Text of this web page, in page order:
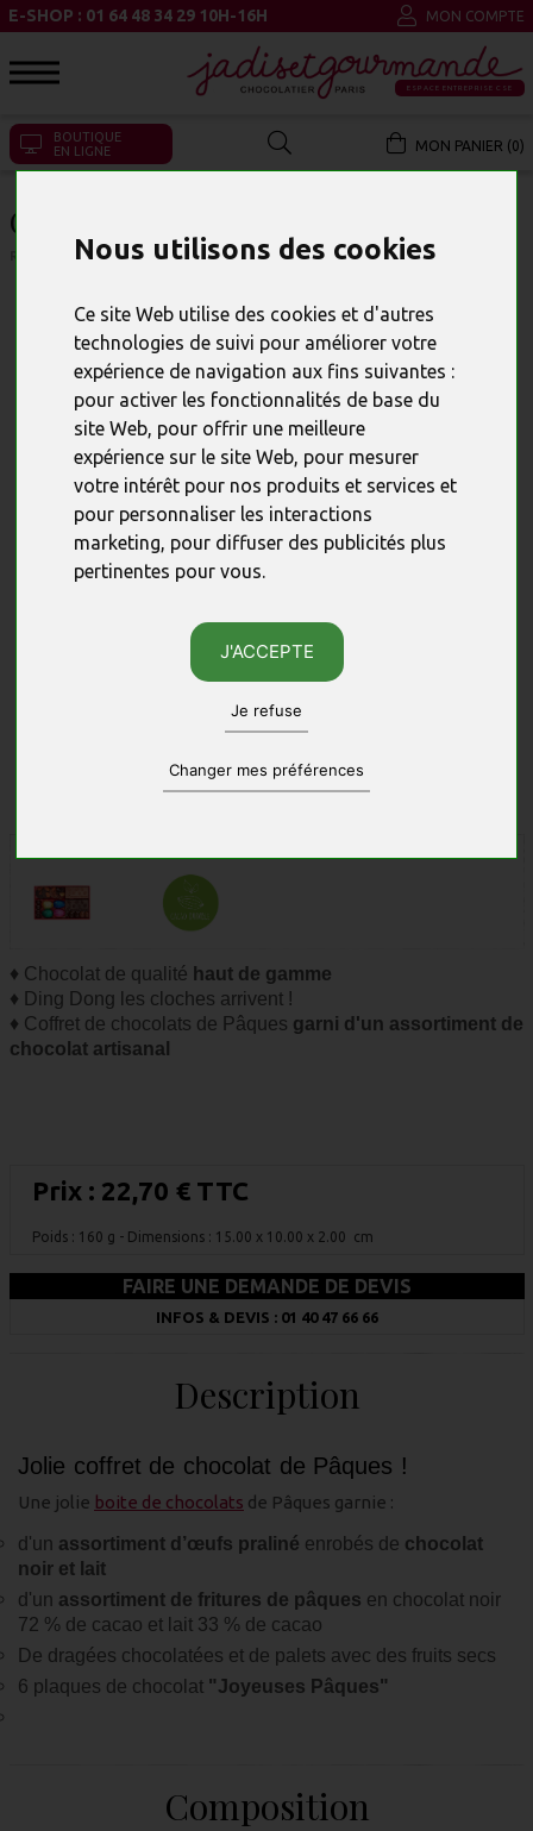
Nous utilisons des cookies
Ce site Web utilise des cookies et d'autres
technologies de suivi pour améliorer votre
expérience de navigation aux fins suivantes :
pour activer les fonctionnalités de base du
site Web, pour offrir une meilleure
expérience sur le site Web, pour mesurer
votre intérêt pour nos produits et services et
pour personnaliser les interactions
marketing, pour diffuser des publicités plus
pertinentes pour vous.
J'ACCEPTE
Je refuse
Changer mes préférences
E-SHOP : 01 64 48 34 29 10H-16H MON COMPTE
ESPACE ENTREPRISE CSE
BOUTIQUE
EN LIGNE
MON PANIER (0)
COFFRET EXQUISE DE PÂQUES
RÉFÉRENCE : 23730
♦ Chocolat de qualité haut de gamme
♦ Ding Dong les cloches arrivent !
♦ Coffret de chocolats de Pâques garni d'un assortiment de
chocolat artisanal
Prix : 22,70 € TTC
Poids : 160 g - Dimensions : 15.00 x 10.00 x 2.00 cm
FAIRE UNE DEMANDE DE DEVIS
INFOS & DEVIS : 01 40 47 66 66
Description
Jolie coffret de chocolat de Pâques !
Une jolie boite de chocolats de Pâques garnie :
d'un assortiment d’œufs praliné enrobés de chocolat
noir et lait
d'un assortiment de fritures de pâques en chocolat noir
72 % de cacao et lait 33 % de cacao
De dragées chocolatées et de palets avec des fruits secs
6 plaques de chocolat "Joyeuses Pâques"
Composition